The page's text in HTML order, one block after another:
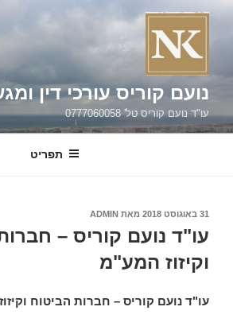
דילוג
נועם קוריס עורכי דין
עו"ד נועם קוריס טל' 0777060058
תפריט
פורסם
31 באוגוסט 2018 מאת ADMIN
עו"ד נועם קוריס –
וקיזוז המע"מ
עו"ד נועם קוריס – חברות הביטוח